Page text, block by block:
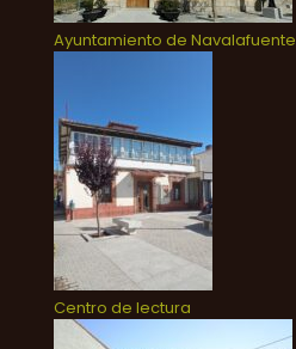
Ayuntamiento de Navalafuente
Centro de lectura